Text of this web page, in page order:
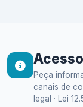
Peça
canais de
legal · Lei